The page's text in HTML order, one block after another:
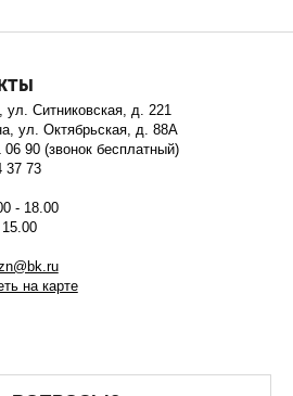
ул. Ситниковская, д. 221
ул. Октябрьская, д. 88А
06 90 (звонок бесплатный)
37 73
- 18.00
на карте